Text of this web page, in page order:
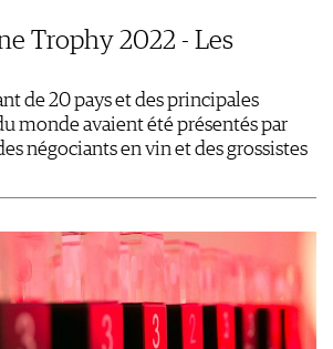
Trophy 2022 - Les
de 20 pays et des principales
monde avaient été présentés par
négociants en vin et des grossistes